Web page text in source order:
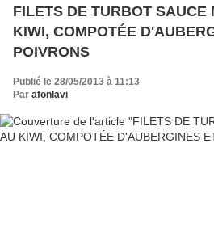
FILETS DE TURBOT SAUCE
KIWI, COMPOTÉE
POIVRONS
Publié le 28/05/2013 à 11:13
Par afonlavi